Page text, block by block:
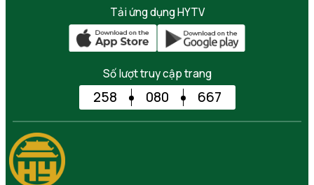
Tải ứng dụng HYTV
Số lượt truy cập trang
258 080 667